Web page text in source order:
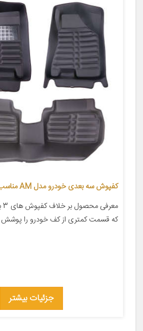
کفپوش سه بعدی خودرو مدل AM مناسب برای جک S5
که قسمت کمتری از کف خودرو را
جزئیات بیشتر